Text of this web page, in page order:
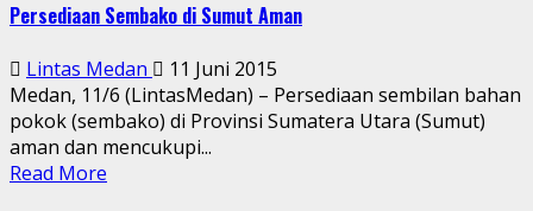
Persediaan Sembako di Sumut Aman
Lintas Medan
11 Juni 2015
Medan, 11/6 (LintasMedan) – Persediaan sembilan bahan
pokok (sembako) di Provinsi Sumatera Utara (Sumut)
aman dan mencukupi...
Read More